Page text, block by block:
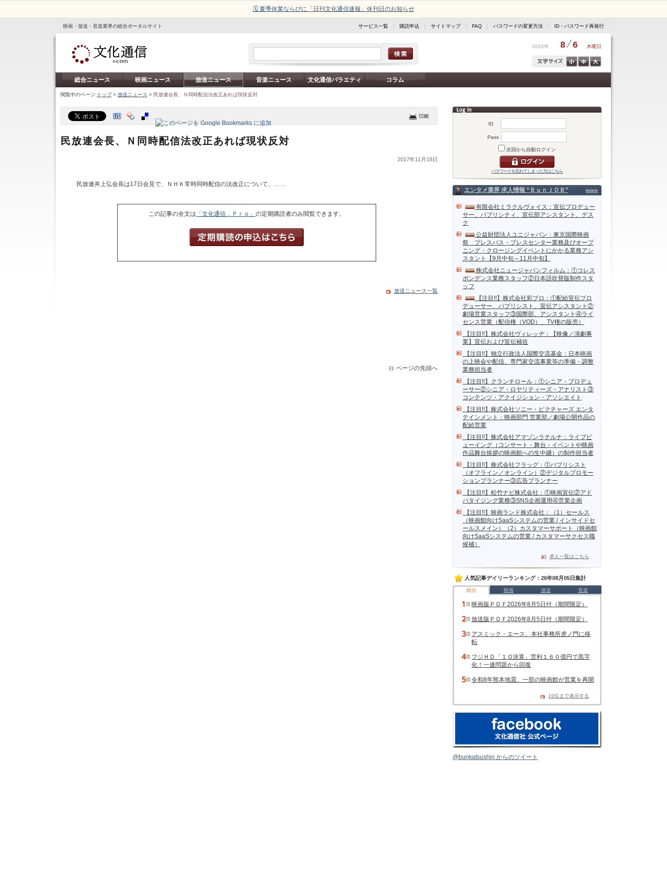
🗓️ 夏季休業ならびに「日刊文化通信速報」休刊日のお知らせ
映画・放送・音楽業界の総合ポータルサイト サービス一覧 | 購読申込 | サイトマップ| FAQ | パスワードの変更方法 | ID・パスワード再発行
2026年 8 6 木曜日
総合ニュース 映画ニュース 放送ニュース 音楽ニュース 文化通信バラエティ コラム
閲覧中のページ: トップ> 放送ニュース > 民放連会長、Ｎ同時配信法改正あれば現状反対
ID
Pass
次回から自動ログイン
パスワードを忘れてしまった方はこちら
more
エンタメ業界 求人情報 “ＢｕｎＪＯＢ”
有限会社ミラクルヴォイス：宣伝プロデュー
サー、パブリシティ、宣伝部アシスタント、デス
ク
公益財団法人ユニジャパン：東京国際映画
祭 プレスパス・プレスセンター業務及びオープ
ニング・クロージングイベントにかかる業務アシ
スタント【9月中旬～11月中旬】
株式会社ニュージャパンフィルム：①コレス
ポンデンス業務スタッフ②日本語吹替版制作スタ
ッフ
【注目!!】株式会社彩プロ：①配給宣伝プロ
デューサー、パブリシスト、宣伝アシスタント②
劇場営業スタッフ③国際部、アシスタント④ライ
センス営業（配信権（VOD）、TV権の販売）
【注目!!】株式会社ヴィレッヂ：【映像／演劇事
業】宣伝および宣伝補佐
【注目!!】独立行政法人国際交流基金：日本映画
の上映会や配信、専門家交流事業等の準備・調整
業務担当者
【注目!!】クランチロール：①シニア・プロデュ
ーサー②シニア・ロヤリティーズ・アナリスト③
コンテンツ・アクイジション・アソシエイト
【注目!!】株式会社ソニー・ピクチャーズ エンタ
テインメント：映画部門 営業部／劇場公開作品の
配給営業
【注目!!】株式会社アマゾンラテルナ：ライブビ
ューイング（コンサート・舞台・イベントや映画
作品舞台挨拶の映画館への生中継）の制作担当者
【注目!!】株式会社フラッグ：①パブリシスト
（オフライン／オンライン）②デジタルプロモー
ションプランナー③広告プランナー
【注目!!】松竹ナビ株式会社：①映画宣伝②アド
バタイジング業務③SNS企画運用④営業企画
【注目!!】映画ランド株式会社：（1）セールス
（映画館向けSaaSシステムの営業 / インサイドセ
ールスメイン）（2）カスタマーサポート（映画館
向けSaaSシステムの営業 / カスタマーサクセス職
候補）
求人一覧はこちら
人気記事デイリーランキング：26年08月05日集計
総合 映画 放送 音楽
映画版ＰＤＦ2026年8月5日付（期間限定）
放送版ＰＤＦ2026年8月5日付（期間限定）
アスミック・エース、本社事務所虎ノ門に移
転
フジＨＤ「１Ｑ決算」営利１６０億円で黒字
化！一連問題から回復
令和8年熊本地震、一部の映画館が営業を再開
10位まで表示する
@bunkatsushin からのツイート
民放連会長、Ｎ同時配信法改正あれば現状反対
2017年11月18日
民放連井上弘会長は17日会見で、ＮＨＫ常時同時配信の法改正について、……
この記事の全文は 「文化通信．Ｐｒｏ」 の定期購読者のみ閲覧できます。
放送ニュース一覧
ページの先頭へ